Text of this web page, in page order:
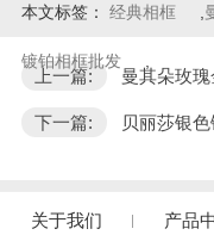
本文标签： 经典相框
镀铂相框批发
上一篇: 曼其朵玫
下一篇: 贝丽莎银
关于我们 产品